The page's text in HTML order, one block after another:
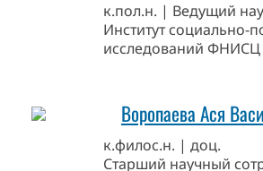
к.пол.н. | Ведущий
Институт социально-
исследований
Воропаева Ася
к.филос.н. | доц.
Старший научный